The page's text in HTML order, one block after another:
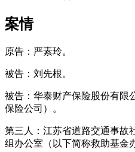
案情
原告：严素玲。
被告：刘先根。
被告：华泰财产保险股份有限
保险公司）。
第三人：江苏省道路交通事故
组办公室（以下简称救助基金